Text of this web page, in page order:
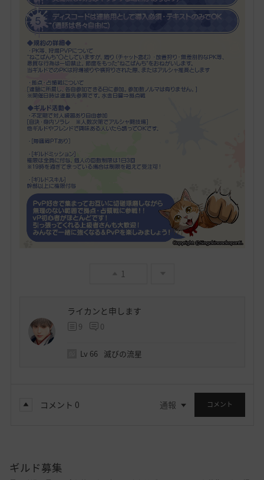
1
ライカンと申します
9 0
Lv 66 滅びの流星
コメント 0 通報 コメント
ギルド募集